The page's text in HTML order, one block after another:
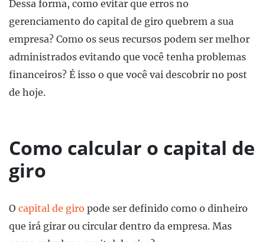
Dessa forma, como evitar que erros no
gerenciamento do capital de giro quebrem a sua
empresa? Como os seus recursos podem ser melhor
administrados evitando que você tenha problemas
financeiros? É isso o que você vai descobrir no post
de hoje.
Como calcular o capital de
giro
O capital de giro pode ser definido como o dinheiro
que irá girar ou circular dentro da empresa. Mas